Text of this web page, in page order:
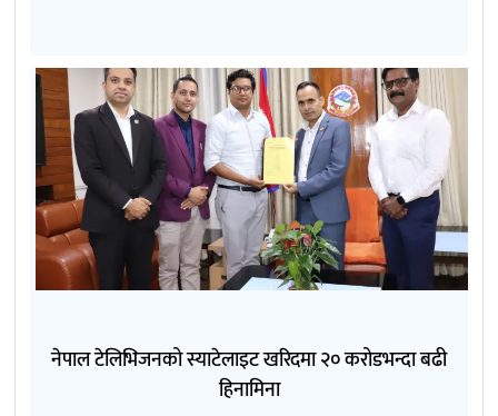
नेपाल टेलिभिजनको स्याटेलाइट खरिदमा २० करोडभन्दा बढी
हिनामिना